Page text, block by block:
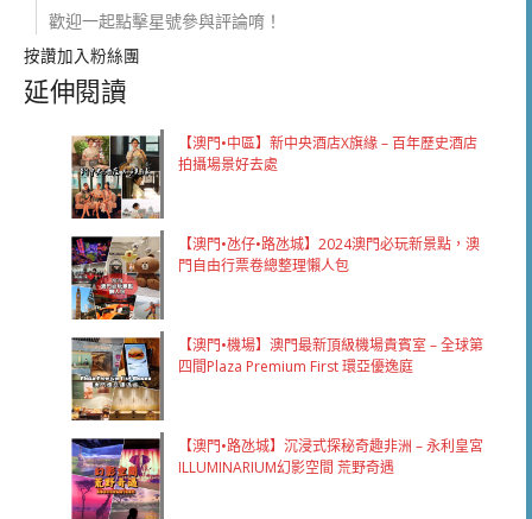
歡迎一起點擊星號參與評論唷！
按讚加入粉絲團
延伸閱讀
【澳門•中區】新中央酒店X旗緣 – 百年歷史酒店
拍攝場景好去處
【澳門•氹仔•路氹城】2024澳門必玩新景點，澳
門自由行票卷總整理懶人包
【澳門•機場】澳門最新頂級機場貴賓室 – 全球第
四間Plaza Premium First 環亞優逸庭
【澳門•路氹城】沉浸式探秘奇趣非洲 – 永利皇宮
ILLUMINARIUM幻影空間 荒野奇遇